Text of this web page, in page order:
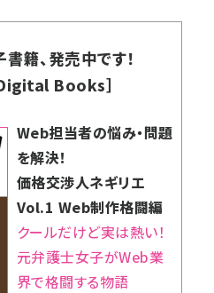
籍、発売中です！
Books］
Web担当者の悩み・問題
を解決！
価格交渉人ネギリエ
Vol.1 Web制作格闘編
クールだけど実は熱い！
元弁護士女子がWeb業
界で格闘する物語